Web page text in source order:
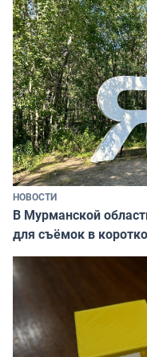
НОВОСТИ
В Мурманской
для съёмок в